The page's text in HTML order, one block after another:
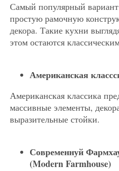
Самый популярный
простую рамочную
декора. Такие кухни
этом остаются
Американская
Американская классика
массивные элементы,
выразительные стойки.
Современнуй
(Modern Farmhouse)